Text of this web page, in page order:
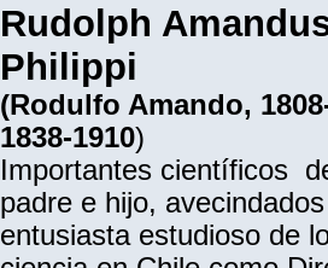
Rudolph
Philippi
(Rodulfo Amando,
1838-1910)
Importantes científicos
padre e hijo,
entusiasta estudioso de